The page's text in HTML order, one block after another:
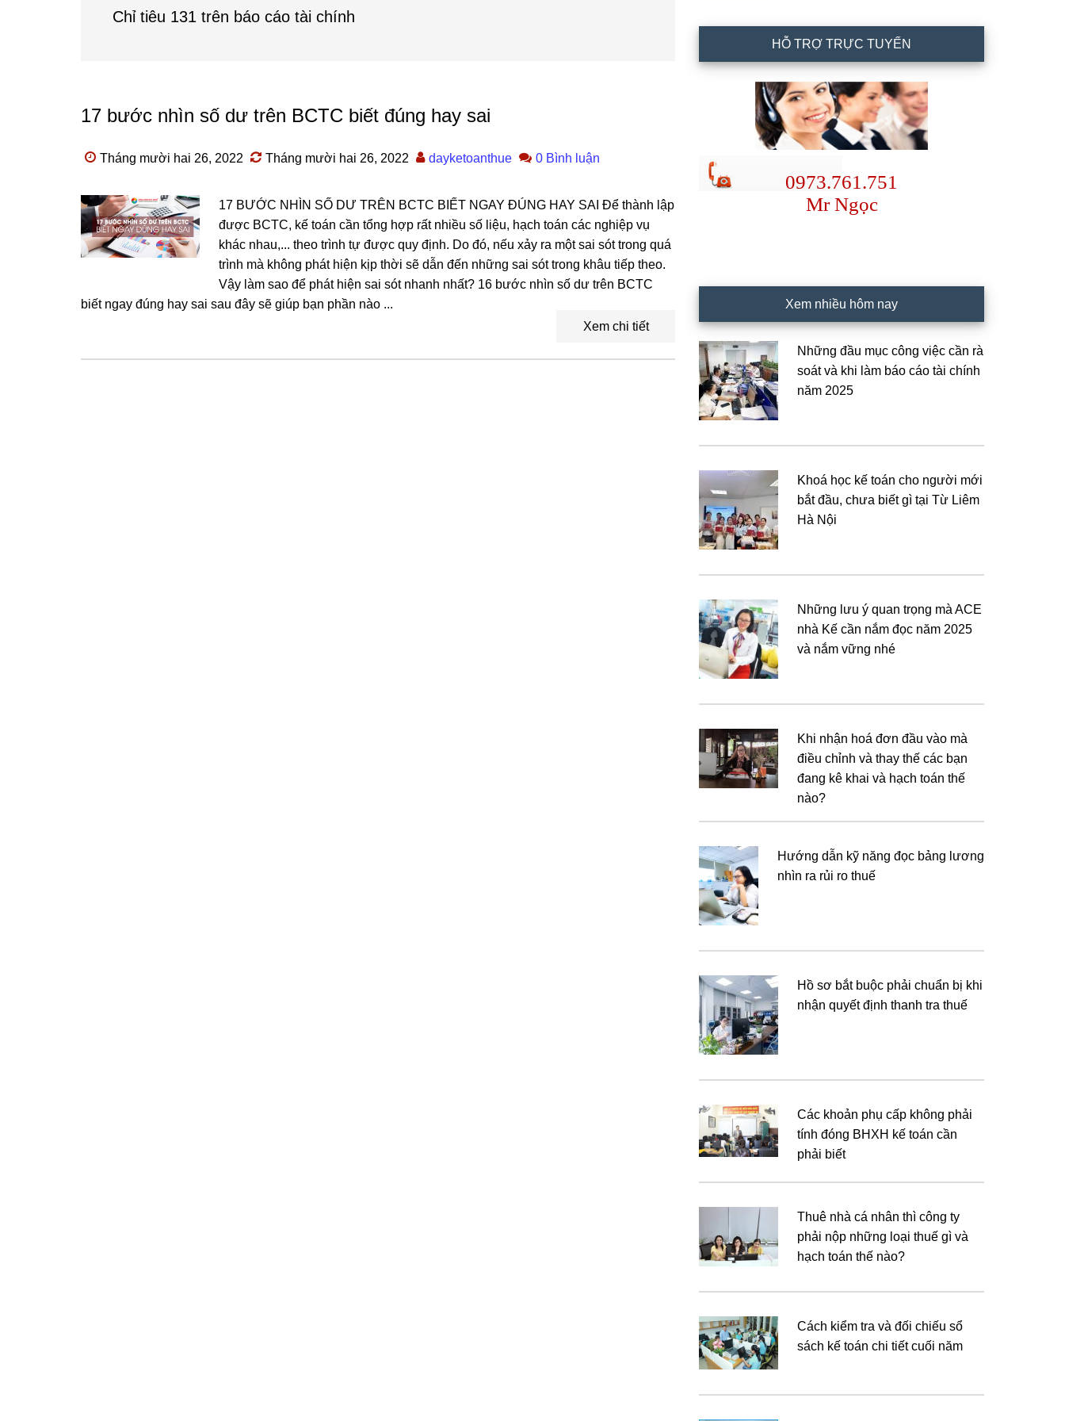
Chỉ tiêu 131 trên báo cáo tài chính
17 bước nhìn số dư trên BCTC biết đúng hay sai
Tháng mười hai 26, 2022 Tháng mười hai 26, 2022 dayketoanthue 0 Bình luận
17 BƯỚC NHÌN SỐ DƯ TRÊN BCTC BIẾT NGAY ĐÚNG HAY SAI Để thành lập
được BCTC, kế toán cần tổng hợp rất nhiều số liệu, hạch toán các nghiệp vụ
khác nhau,... theo trình tự được quy định. Do đó, nếu xảy ra một sai sót trong quá
trình mà không phát hiện kịp thời sẽ dẫn đến những sai sót trong khâu tiếp theo.
Vậy làm sao để phát hiện sai sót nhanh nhất? 16 bước nhìn số dư trên BCTC
biết ngay đúng hay sai sau đây sẽ giúp bạn phần nào ...
Xem chi tiết
HỖ TRỢ TRỰC TUYẾN
0973.761.751
Mr Ngọc
Xem nhiều hôm nay
Những đầu mục công việc cần rà
soát và khi làm báo cáo tài chính
năm 2025
Khoá học kế toán cho người mới
bắt đầu, chưa biết gì tại Từ Liêm
Hà Nội
Những lưu ý quan trọng mà ACE
nhà Kế cần nắm đọc năm 2025
và nắm vững nhé
Khi nhận hoá đơn đầu vào mà
điều chỉnh và thay thế các bạn
đang kê khai và hạch toán thế
nào?
Hướng dẫn kỹ năng đọc bảng lương
nhìn ra rủi ro thuế
Hồ sơ bắt buộc phải chuẩn bị khi
nhận quyết định thanh tra thuế
Các khoản phụ cấp không phải
tính đóng BHXH kế toán cần
phải biết
Thuê nhà cá nhân thì công ty
phải nộp những loại thuế gì và
hạch toán thế nào?
Cách kiểm tra và đối chiếu sổ
sách kế toán chi tiết cuối năm